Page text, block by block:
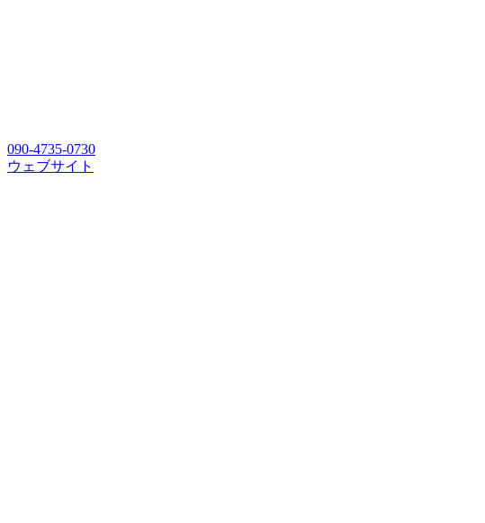
090-4735-0730
ウェブサイト